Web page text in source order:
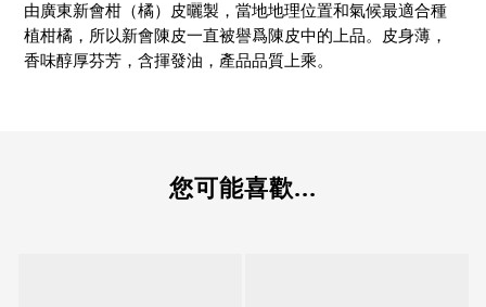
由廣東新會柑（橘）皮曬製，當地地理位置和氣候最適合種
植柑橘，所以新會陳皮一直被譽爲陳皮中的上品。皮身薄，
香味醇厚芬芳，含揮發油，產品品質上乘。
您可能喜歡...